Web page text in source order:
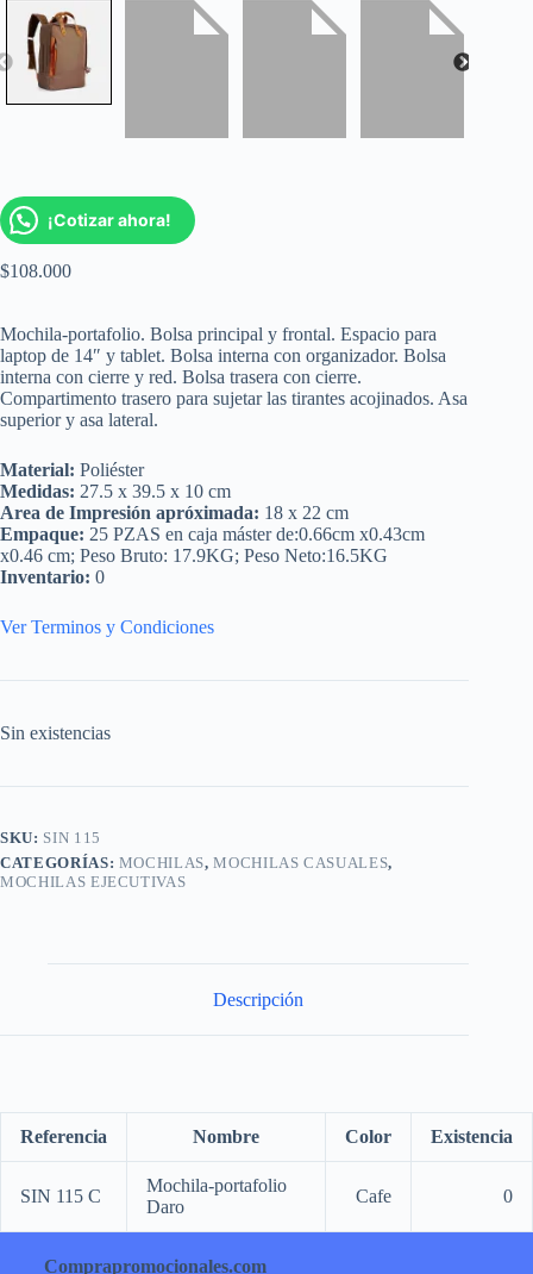
¡Cotizar ahora!
$108.000
Mochila-portafolio. Bolsa principal y frontal. Espacio para
laptop de 14″ y tablet. Bolsa interna con organizador. Bolsa
interna con cierre y red. Bolsa trasera con cierre.
Compartimento trasero para sujetar las tirantes acojinados. Asa
superior y asa lateral.
Material: Poliéster
Medidas: 27.5 x 39.5 x 10 cm
Area de Impresión apróximada: 18 x 22 cm
Empaque: 25 PZAS en caja máster de:0.66cm x0.43cm
x0.46 cm; Peso Bruto: 17.9KG; Peso Neto:16.5KG
Inventario: 0
Ver Terminos y Condiciones
Sin existencias
SKU: SIN 115
CATEGORÍAS: MOCHILAS,MOCHILAS CASUALES,
MOCHILAS EJECUTIVAS
Descripción
Referencia Nombre Color Existencia
SIN 115 C
Mochila-portafolio
Daro
Cafe 0
Comprapromocionales.com